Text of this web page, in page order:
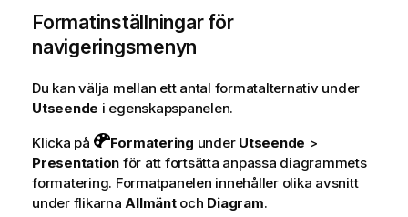
n
Formatinställningar för
navigeringsmenyn
Du kan välja mellan ett antal formatalternativ under
Utseende i egenskapspanelen.
Klicka på
Formatering under Utseende >
Presentation för att fortsätta anpassa diagrammets
formatering. Formatpanelen innehåller olika avsnitt
under flikarna Allmäntoch Diagram.